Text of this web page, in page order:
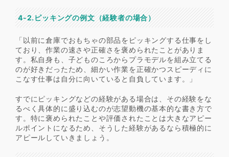
4-2.ピッキングの例文（経験者の場合）
「以前に倉庫でおもちゃの部品をピッキングする仕事をし
ており、作業の速さや正確さを褒められたことがありま
す。私自身も、子どものころからプラモデルを組み立てる
のが好きだったため、細かい作業を正確かつスピーディに
こなす仕事は自分に向いていると自負しています。」
すでにピッキングなどの経験がある場合は、その経験をな
るべく具体的に盛り込むのが志望動機の基本的な書き方で
す。特に褒められたことや評価されたことは大きなアピー
ルポイントになるため、そうした経験があるなら積極的に
アピールしていきましょう。